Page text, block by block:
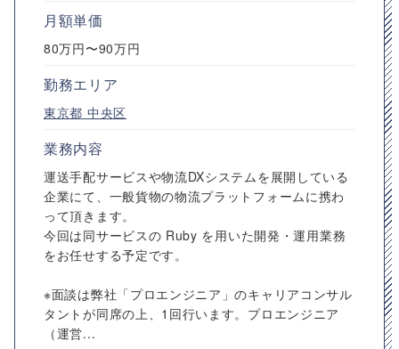
月額単価
80万円〜90万円
勤務エリア
東京都 中央区
業務内容
運送手配サービスや物流DXシステムを展開している
企業にて、一般貨物の物流プラットフォームに携わ
って頂きます。
今回は同サービスの Ruby を用いた開発・運用業務
をお任せする予定です。
※面談は弊社「プロエンジニア」のキャリアコンサル
タントが同席の上、1回行います。プロエンジニア
（運営...